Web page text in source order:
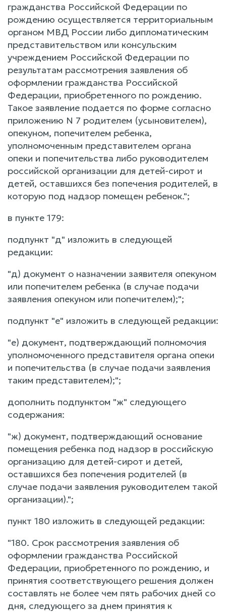
гражданства Российской Федерации по
рождению осуществляется территориальным
органом МВД России либо дипломатическим
представительством или консульским
учреждением Российской Федерации по
результатам рассмотрения заявления об
оформлении гражданства Российской
Федерации, приобретенного по рождению.
Такое заявление подается по форме согласно
приложению N 7 родителем (усыновителем),
опекуном, попечителем ребенка,
уполномоченным представителем органа
опеки и попечительства либо руководителем
российской организации для детей-сирот и
детей, оставшихся без попечения родителей, в
которую под надзор помещен ребенок.";
в пункте 179:
подпункт "д" изложить в следующей
редакции:
"д) документ о назначении заявителя опекуном
или попечителем ребенка (в случае подачи
заявления опекуном или попечителем);";
подпункт "е" изложить в следующей редакции:
"е) документ, подтверждающий полномочия
уполномоченного представителя органа опеки
и попечительства (в случае подачи заявления
таким представителем);";
дополнить подпунктом "ж" следующего
содержания:
"ж) документ, подтверждающий основание
помещения ребенка под надзор в российскую
организацию для детей-сирот и детей,
оставшихся без попечения родителей (в
случае подачи заявления руководителем такой
организации).";
пункт 180 изложить в следующей редакции:
"180. Срок рассмотрения заявления об
оформлении гражданства Российской
Федерации, приобретенного по рождению, и
принятия соответствующего решения должен
составлять не более чем пять рабочих дней со
дня, следующего за днем принятия к